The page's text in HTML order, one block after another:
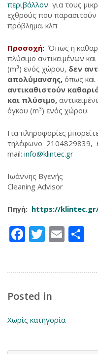
περιβάλλον για τους
εχθρούς που παρασιτούν
πρόβλημα. κλπ
Προσοχή: Όπως η
πλύσιμο αντικειμένων
(m³) ενός χώρου, δεν
απολύμανσης, όπως και
αντικαθιστούν
και πλύσιμο,
όγκου (m³) ενός χώρου.
Για πληροφορίες
τηλέφωνο 2104829839,
mail: info@klintec.gr
Ιωάννης Βγενής
Cleaning Advisor
Πηγή: https://
Facebook
Twitter
Email
Posted in
Χωρίς κατηγορία